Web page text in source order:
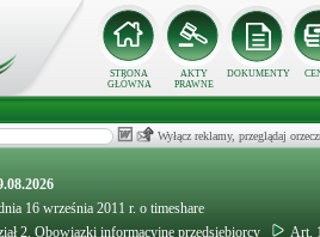
STRONA
GŁÓWNA
AKTY
PRAWNE
DOKUMENTY
Wyłącz reklamy, przeglądaj
16 września 2011 r. o timeshare
2. Obowiązki informacyjne przedsiębiorcy Art.